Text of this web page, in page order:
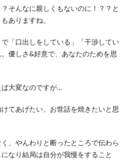
そんなに親しくもないのに！？？と
ありますね。
「口出しをしている」「干渉してい
優しさ&好意で、あなたのためを思
大変なのですが…
てあげたい、お世話を焼きたいと思
、やんわりと断ったところで伝わら
なり結局は自分が我慢をすること